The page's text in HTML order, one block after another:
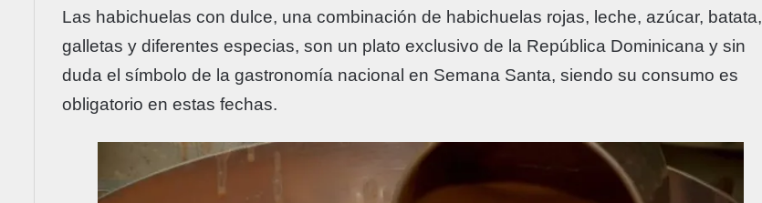
Las habichuelas con dulce, una combinación de habichuelas rojas, leche, azúcar, batata,
galletas y diferentes especias, son un plato exclusivo de la República Dominicana y sin
duda el símbolo de la gastronomía nacional en Semana Santa, siendo su consumo es
obligatorio en estas fechas.